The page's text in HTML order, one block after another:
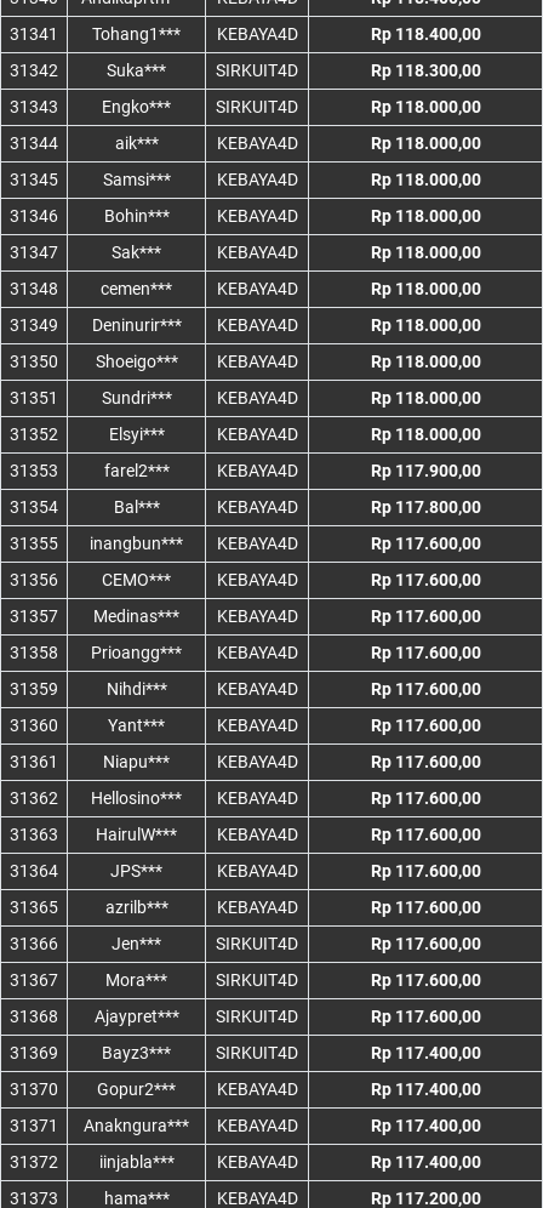
31341
Tohang1*** KEBAYA4D
Rp 118.400,00
31342
Suka*** SIRKUIT4D
Rp 118.300,00
31343
Engko*** SIRKUIT4D
Rp 118.000,00
31344
aik*** KEBAYA4D
Rp 118.000,00
31345
Samsi*** KEBAYA4D
Rp 118.000,00
31346
Bohin*** KEBAYA4D
Rp 118.000,00
31347
Sak*** KEBAYA4D
Rp 118.000,00
31348
cemen*** KEBAYA4D
Rp 118.000,00
31349
Deninurir*** KEBAYA4D
Rp 118.000,00
31350
Shoeigo*** KEBAYA4D
Rp 118.000,00
31351
Sundri*** KEBAYA4D
Rp 118.000,00
31352
Elsyi*** KEBAYA4D
Rp 118.000,00
31353
farel2*** KEBAYA4D
Rp 117.900,00
31354
Bal*** KEBAYA4D
Rp 117.800,00
31355
inangbun*** KEBAYA4D
Rp 117.600,00
31356
CEMO*** KEBAYA4D
Rp 117.600,00
31357
Medinas*** KEBAYA4D
Rp 117.600,00
31358
Prioangg*** KEBAYA4D
Rp 117.600,00
31359
Nihdi*** KEBAYA4D
Rp 117.600,00
31360
Yant*** KEBAYA4D
Rp 117.600,00
31361
Niapu*** KEBAYA4D
Rp 117.600,00
31362
Hellosino*** KEBAYA4D
Rp 117.600,00
31363
HairulW*** KEBAYA4D
Rp 117.600,00
31364
JPS*** KEBAYA4D
Rp 117.600,00
31365
azrilb*** KEBAYA4D
Rp 117.600,00
31366
Jen*** SIRKUIT4D
Rp 117.600,00
31367
Mora*** SIRKUIT4D
Rp 117.600,00
31368
Ajaypret*** SIRKUIT4D
Rp 117.600,00
31369
Bayz3*** SIRKUIT4D
Rp 117.400,00
31370
Gopur2*** KEBAYA4D
Rp 117.400,00
31371
Anakngura*** KEBAYA4D
Rp 117.400,00
31372
iinjabla*** KEBAYA4D
Rp 117.400,00
31373
hama*** KEBAYA4D
Rp 117.200,00